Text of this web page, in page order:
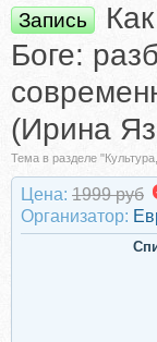
Запись
Боге:
(Ирина
Тема в разделе
Цена: 1999 руб
Организатор: